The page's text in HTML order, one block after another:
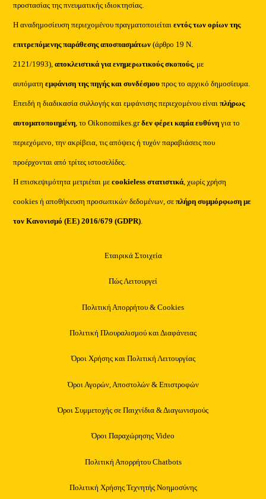
προστασίας της πνευματικής ιδιοκτησίας.
Η αναδημοσίευση περιεχομένου πραγματοποιείταιεντός των ορίων της
επιτρεπόμενης παράθεσης αποσπασμάτων (άρθρο 19 Ν.
2121/1993), αποκλειστικά για ενημερωτικούς σκοπούς, με
αυτόματηεμφάνιση της πηγής και συνδέσμου προς το αρχικό δημοσίευμα.
Επειδή η διαδικασία συλλογής και εμφάνισης περιεχομένου είναιπλήρως
αυτοματοποιημένη, το Oikonomikes.grδεν φέρει καμία ευθύνη για το
περιεχόμενο, την ακρίβεια, τις απόψεις ή τυχόν παραβιάσεις που
προέρχονται από τρίτες ιστοσελίδες.
Η επισκεψιμότητα μετριέται μεcookieless στατιστικά, χωρίς χρήση
cookies ή αποθήκευση προσωπικών δεδομένων, σεπλήρη συμμόρφωση με
τον Κανονισμό (ΕΕ) 2016/679 (GDPR).
Εταιρικά Στοιχεία
Πώς Λειτουργεί
Πολιτική Απορρήτου & Cookies
Πολιτική Πλουραλισμού και Διαφάνειας
Όροι Χρήσης και Πολιτική Λειτουργίας
Όροι Αγορών, Αποστολών & Επιστροφών
Όροι Συμμετοχής σε Παιχνίδια & Διαγωνισμούς
Όροι Παραχώρησης Video
Πολιτική Απορρήτου Chatbots
Πολιτική Χρήσης Τεχνητής Νοημοσύνης